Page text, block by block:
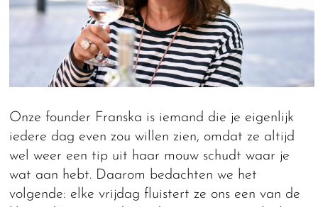
Onze founder Franska is iemand die je eigenlijk
iedere dag even zou willen zien, omdat ze altijd
wel weer een tip uit haar mouw schudt waar je
wat aan hebt. Daarom bedachten we het
volgende: elke vrijdag fluistert ze ons een van de